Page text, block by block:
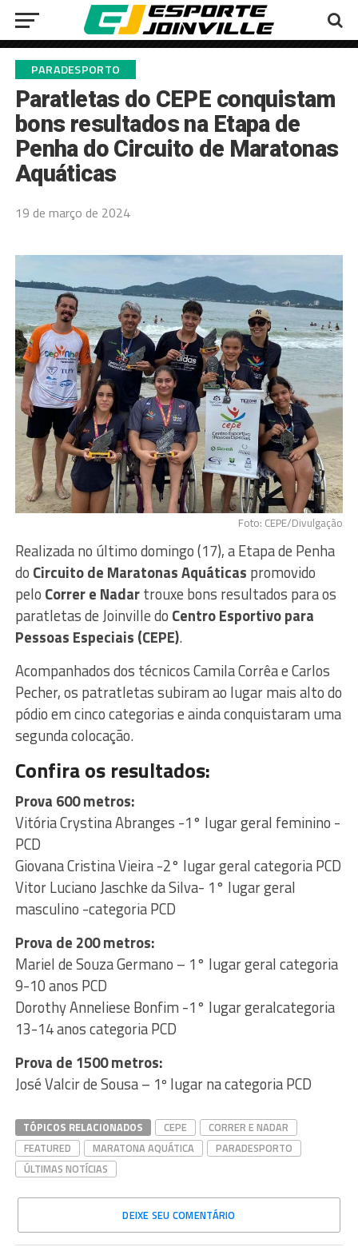
PARADESPORTO
Paratletas do CEPE conquistam
bons resultados na Etapa de
Penha do Circuito de Maratonas
Aquáticas
19 de março de 2024
Foto: CEPE/Divulgação
Realizada no último domingo (17), a Etapa de Penha
do Circuito de Maratonas Aquáticas promovido
pelo Correr e Nadartrouxe bons resultados para os
paratletas de Joinville do Centro Esportivo para
Pessoas Especiais (CEPE).
Acompanhados dos técnicos Camila Corrêa e Carlos
Pecher, os patratletas subiram ao lugar mais alto do
pódio em cinco categorias e ainda conquistaram uma
segunda colocação.
Confira os resultados:
Prova 600 metros:
Vitória Crystina Abranges -1° lugar geral feminino -
PCD
Giovana Cristina Vieira -2° lugar geral categoria PCD
Vitor Luciano Jaschke da Silva- 1° lugar geral
masculino -categoria PCD
Prova de 200 metros:
Mariel de Souza Germano – 1° lugar geral categoria
9-10 anos PCD
Dorothy Anneliese Bonfim -1° lugar geralcategoria
13-14 anos categoria PCD
Prova de 1500 metros:
José Valcir de Sousa – 1º lugar na categoria PCD
TÓPICOS RELACIONADOS CEPE
CORRER E NADAR
FEATURED
MARATONA AQUÁTICA
PARADESPORTO
ÚLTIMAS NOTÍCIAS
DEIXE SEU COMENTÁRIO